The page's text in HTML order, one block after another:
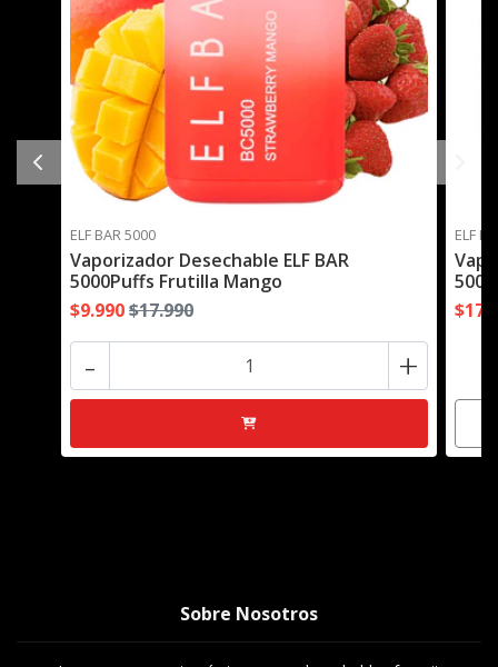
ELF BAR 5000
Vaporizador Desechable ELF BAR
5000Puffs Frutilla Mango
$9.990$17.990
- +
ELF
Sobre Nosotros